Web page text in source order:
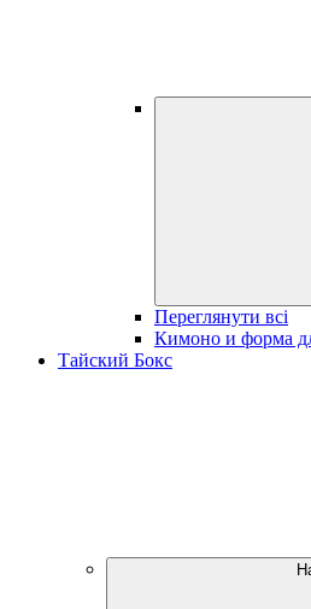
Переглянути всі
Кимоно и форма
Тайский Бокс